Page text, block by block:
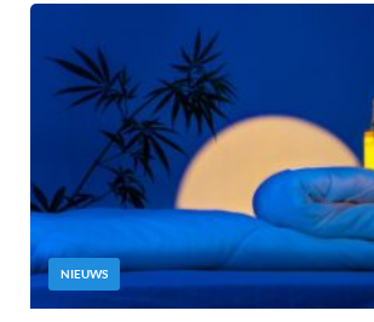
NIEUWS